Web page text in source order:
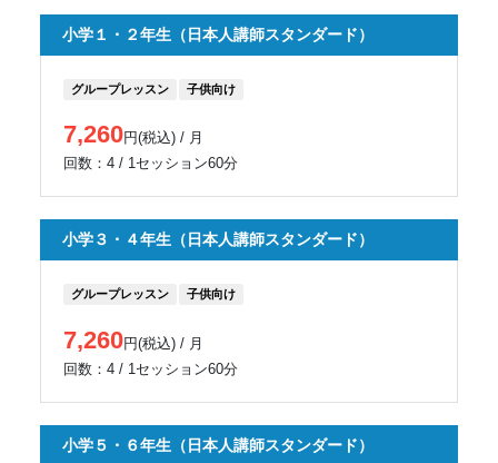
小学１・２年生（日本人講師スタンダード）
グループレッスン 子供向け
7,260円(税込) / 月
回数：4 / 1セッション60分
小学３・４年生（日本人講師スタンダード）
グループレッスン 子供向け
7,260円(税込) / 月
回数：4 / 1セッション60分
小学５・６年生（日本人講師スタンダード）